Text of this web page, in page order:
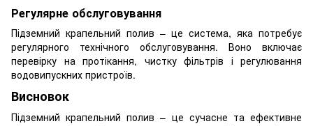
Регулярне обслуговування
Підземний крапельний полив – це система, яка потребує
регулярного технічного обслуговування. Воно включає
перевірку на протікання, чистку фільтрів і регулювання
водовипускних пристроїв.
Висновок
Підземний крапельний полив – це сучасне та ефективне